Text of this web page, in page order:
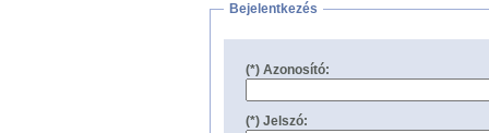
Bejelentkezés
(*) Azonosító:
(*) Jelszó: